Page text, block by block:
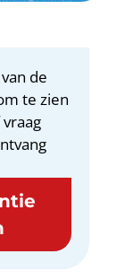
de
te zien